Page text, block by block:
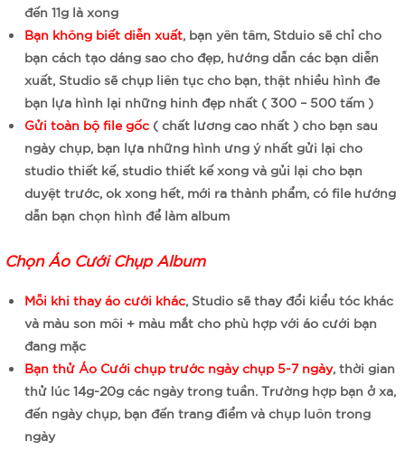
đến 11g là xong
Bạn không biết diễn xuất, bạn yên tâm, Stduio sẽ chỉ cho
bạn cách tạo dáng sao cho đẹp, hướng dẫn các bạn diễn
xuất, Studio sẽ chụp liên tục cho bạn, thật nhiều hình đe
bạn lựa hình lại những hinh đẹp nhất ( 300 – 500 tấm )
Gửi toàn bộ file gốc( chất lương cao nhất ) cho bạn sau
ngày chụp, bạn lựa những hình ưng ý nhất gửi lại cho
studio thiết kế, studio thiết kế xong và gủi lại cho bạn
duyệt trước, ok xong hết, mới ra thành phẩm, có file hướng
dẫn bạn chọn hình để làm album
Chọn Áo Cưới Chụp Album
Mỗi khi thay áo cưới khác, Studio sẽ thay đổi kiểu tóc khác
và màu son môi + màu mắt cho phù hợp với áo cưới bạn
đang mặc
Bạn thử Áo Cưới chụp trước ngày chụp 5-7 ngày, thời gian
thử lúc 14g-20g các ngày trong tuần. Trường hợp bạn ở xa,
đến ngày chụp, bạn đến trang điểm và chụp luôn trong
ngày